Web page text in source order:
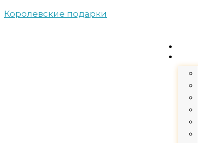
к
Королевские подарки
товара
Прокрутка
вверх